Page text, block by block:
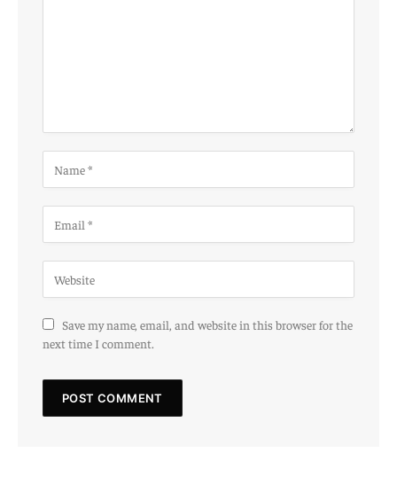
Save my name, email, and website in this browser for the
next time I comment.